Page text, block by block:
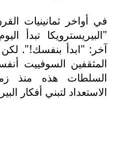
في أواخر ثمانينيات
"البيريسترويكا تبدأ
آخر: "ابدأ بنفسك!".
المثقفين السوفييت
السلطات هذه منذ
الاستعداد لتبني أفكار